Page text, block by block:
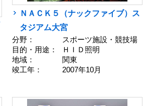
ＮＡＣＫ５（ナックファイブ）ス
タジアム大宮
分野：
スポーツ施設・競技場
目的・用途：
ＨＩＤ照明
地域：
関東
竣工年：
2007年10月